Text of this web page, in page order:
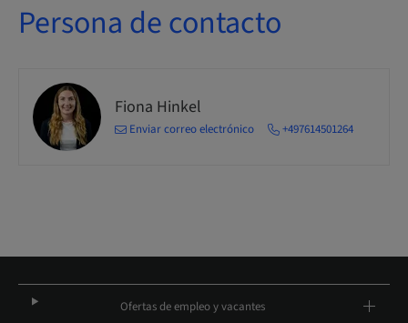
Persona de contacto
Fiona Hinkel
Enviar correo electrónico +497614501264
Ofertas de empleo y vacantes